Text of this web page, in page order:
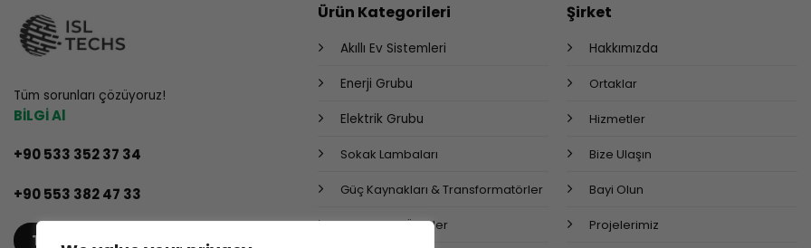
Tüm sorunları çözüyoruz!
BİLGİ Al
+90 533 352 37 34
+90 553 382 47 33
TEKLIF AL
Ürün Kategorileri
Akıllı Ev Sistemleri
Enerji Grubu
Elektrik Grubu
Sokak Lambaları
Güç Kaynakları & Transformatörler
Endüstriyel Ürünler
Şirket
Hakkımızda
Ortaklar
Hizmetler
Bize Ulaşın
Bayi Olun
Projelerimiz